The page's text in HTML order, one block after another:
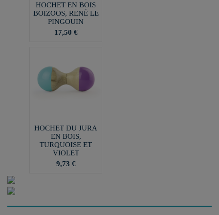
HOCHET EN BOIS
BOIZOOS, RENÉ LE
PINGOUIN
17,50 €
HOCHET DU JURA
EN BOIS,
TURQUOISE ET
VIOLET
9,73 €